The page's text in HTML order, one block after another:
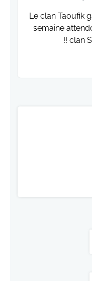
Le clan Taoufik
semaine
clan